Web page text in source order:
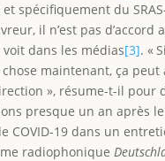
spécifiquement du
il n’est pas d’accord
voit dans les médias[3]. «
maintenant, ça peut
», résume-t-il pour
presque un an après
COVID-19 dans un
radiophonique